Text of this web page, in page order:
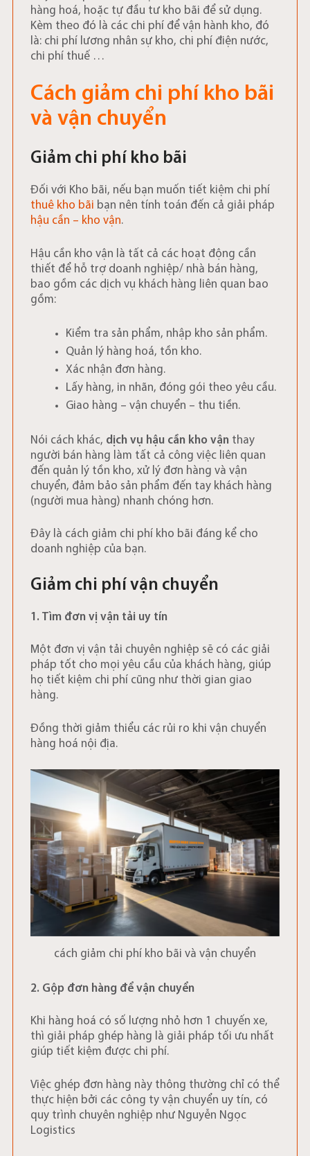
hàng hoá, hoặc tự đầu tư kho bãi để sử dụng.
Kèm theo đó là các chi phí để vận hành kho, đó
là: chi phí lương nhân sự kho, chi phí điện nước,
chi phí thuế …
Cách giảm chi phí kho bãi
và vận chuyển
Giảm chi phí kho bãi
Đối với Kho bãi, nếu bạn muốn tiết kiệm chi phí
thuê kho bãi bạn nên tính toán đến cả giải pháp
hậu cần – kho vận.
Hậu cần kho vận là tất cả các hoạt động cần
thiết để hỗ trợ doanh nghiệp/ nhà bán hàng,
bao gồm các dịch vụ khách hàng liên quan bao
gồm:
Kiểm tra sản phẩm, nhập kho sản phẩm.
Quản lý hàng hoá, tồn kho.
Xác nhận đơn hàng.
Lấy hàng, in nhãn, đóng gói theo yêu cầu.
Giao hàng – vận chuyển – thu tiền.
Nói cách khác, dịch vụ hậu cần kho vậnthay
người bán hàng làm tất cả công việc liên quan
đến quản lý tồn kho, xử lý đơn hàng và vận
chuyển, đảm bảo sản phẩm đến tay khách hàng
(người mua hàng) nhanh chóng hơn.
Đây là cách giảm chi phí kho bãi đáng kể cho
doanh nghiệp của bạn.
Giảm chi phí vận chuyển
1. Tìm đơn vị vận tải uy tín
Một đơn vị vận tải chuyên nghiệp sẽ có các giải
pháp tốt cho mọi yêu cầu của khách hàng, giúp
họ tiết kiệm chi phí cũng như thời gian giao
hàng.
Đồng thời giảm thiểu các rủi ro khi vận chuyển
hàng hoá nội địa.
cách giảm chi phí kho bãi và vận chuyển
2. Gộp đơn hàng để vận chuyển
Khi hàng hoá có số lượng nhỏ hơn 1 chuyến xe,
thì giải pháp ghép hàng là giải pháp tối ưu nhất
giúp tiết kiệm được chi phí.
Việc ghép đơn hàng này thông thường chỉ có thể
thực hiện bởi các công ty vận chuyển uy tín, có
quy trình chuyên nghiệp như Nguyễn Ngọc
Logistics